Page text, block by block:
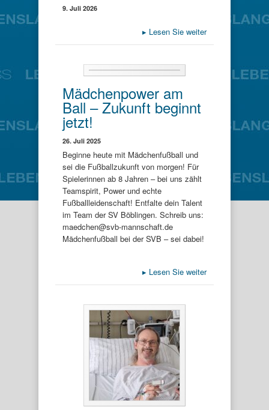
9. Juli 2026
▸ Lesen Sie weiter
Mädchenpower am
Ball – Zukunft beginnt
jetzt!
26. Juli 2025
Beginne heute mit Mädchenfußball und
sei die Fußballzukunft von morgen! Für
Spielerinnen ab 8 Jahren – bei uns zählt
Teamspirit, Power und echte
Fußballleidenschaft! Entfalte dein Talent
im Team der SV Böblingen. Schreib uns:
maedchen@svb-mannschaft.de
Mädchenfußball bei der SVB – sei dabei!
▸ Lesen Sie weiter